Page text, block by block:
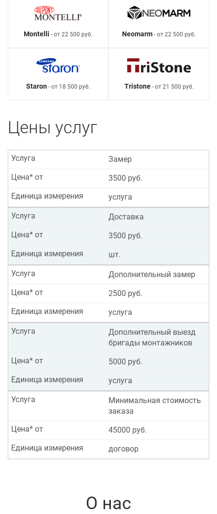
Montelli - от 22 500 руб. Neomarm - от 22 500 руб.
Staron - от 18 500 руб. Tristone- от 21 500 руб.
Цены услуг
Замер
Услуга
3500 руб.
Цена* от
услуга
Единица измерения
Доставка
Услуга
3500 руб.
Цена* от
шт.
Единица измерения
Дополнительный замер
Услуга
2500 руб.
Цена* от
услуга
Единица измерения
Дополнительный выезд
бригады монтажников
Услуга
5000 руб.
Цена* от
услуга
Единица измерения
Минимальная стоимость
заказа
Услуга
45000 руб.
Цена* от
договор
Единица измерения
О нас